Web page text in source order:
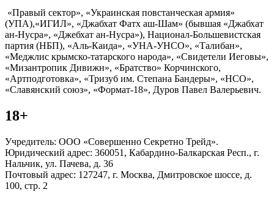
«Правый сектор», «Украинская повстанческая армия»
(УПА),«ИГИЛ», «Джабхат Фатх аш-Шам» (бывшая «Джабхат
ан-Нусра», «Джебхат ан-Нусра»), Национал-Большевистская
партия (НБП), «Аль-Каида», «УНА-УНСО», «Талибан»,
«Меджлис крымско-татарского народа», «Свидетели Иеговы»,
«Мизантропик Дивижн», «Братство» Корчинского,
«Артподготовка», «Тризуб им. Степана Бандеры», «НСО»,
«Славянский союз», «Формат-18», Дуров Павел Валерьевич.
18+
Учредитель: ООО «Совершенно Секретно Трейд».
Юридический адрес: 360051, Кабардино-Балкарская Респ., г.
Нальчик, ул. Пачева, д. 36
Почтовый адрес: 127247, г. Москва, Дмитровское шоссе, д.
100, стр. 2